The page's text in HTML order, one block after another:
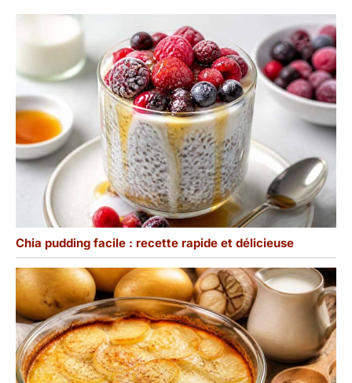
idéaux pour Noël, les
anniversaires, les
anniversaires, etc.
Chia pudding facile : recette rapide et délicieuse